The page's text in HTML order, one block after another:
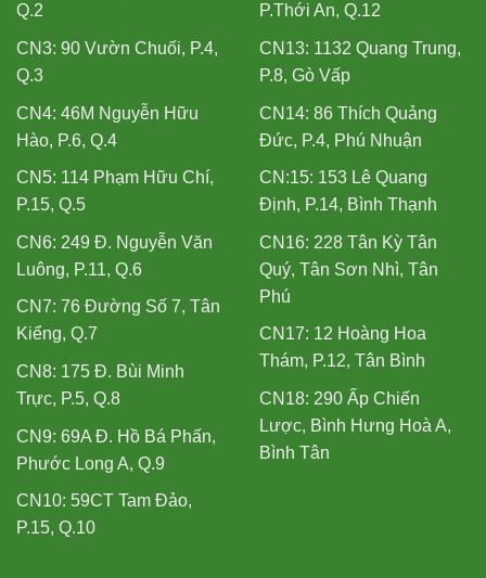
Q.2
CN3: 90 Vườn Chuối, P.4,
Q.3
CN4: 46M Nguyễn Hữu
Hào, P.6, Q.4
CN5: 114 Phạm Hữu Chí,
P.15, Q.5
CN6: 249 Đ. Nguyễn Văn
Luông, P.11, Q.6
CN7: 76 Đường Số 7, Tân
Kiểng, Q.7
CN8: 175 Đ. Bùi Minh
Trực, P.5, Q.8
CN9: 69A Đ. Hồ Bá Phấn,
Phước Long A, Q.9
CN10: 59CT Tam Đảo,
P.15, Q.10
P.Thới An, Q.12
CN13: 1132 Quang Trung,
P.8, Gò Vấp
CN14: 86 Thích Quảng
Đức, P.4, Phú Nhuận
CN:15: 153 Lê Quang
Định, P.14, Bình Thạnh
CN16: 228 Tân Kỳ Tân
Quý, Tân Sơn Nhì, Tân
Phú
CN17: 12 Hoàng Hoa
Thám, P.12, Tân Bình
CN18: 290 Ấp Chiến
Lược, Bình Hưng Hoà A,
Bình Tân